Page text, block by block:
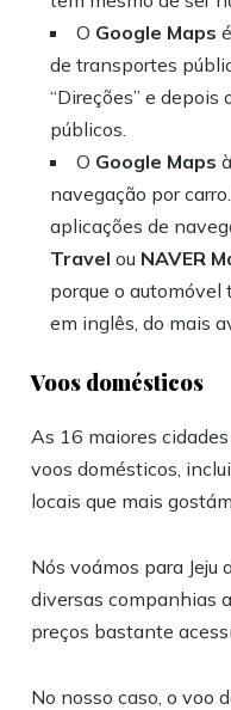
O Google Maps
de transportes
“Direções” e
públicos.
O Google Maps
navegação por
aplicações de
Travel ou NAVER
porque o
em inglês, do mais
Voos domésticos
As 16 maiores
voos domésticos,
locais que mais
Nós voámos para Jeju
diversas companhias
preços bastante
No nosso caso, o voo